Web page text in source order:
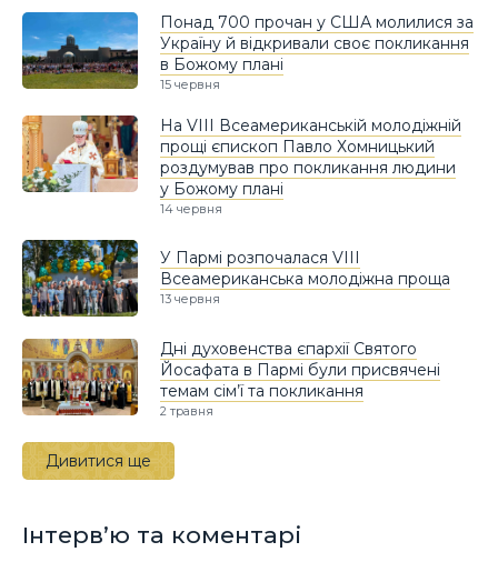
Понад 700 прочан у США молилися за
Україну й відкривали своє покликання
в Божому плані
15 червня
На VIII Всеамериканській молодіжній
прощі єпископ Павло Хомницький
роздумував про покликання людини
у Божому плані
14 червня
У Пармі розпочалася VIII
Всеамериканська молодіжна проща
13 червня
Дні духовенства єпархії Святого
Йосафата в Пармі були присвячені
темам сім’ї та покликання
2 травня
Дивитися ще
Інтерв’ю та коментарі